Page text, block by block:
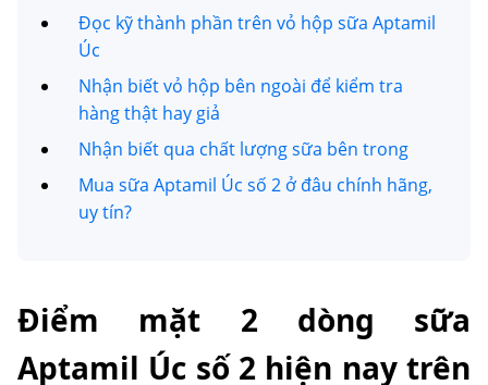
Đọc kỹ thành phần trên vỏ hộp sữa Aptamil
Úc
Nhận biết vỏ hộp bên ngoài để kiểm tra
hàng thật hay giả
Nhận biết qua chất lượng sữa bên trong
Mua sữa Aptamil Úc số 2 ở đâu chính hãng,
uy tín?
Điểm mặt 2 dòng sữa
Aptamil Úc số 2 hiện nay trên